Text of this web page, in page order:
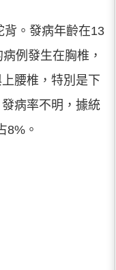
背。發病年齡在13
例發生在胸椎，
腰椎，特別是下
病率不明，據統
8%。